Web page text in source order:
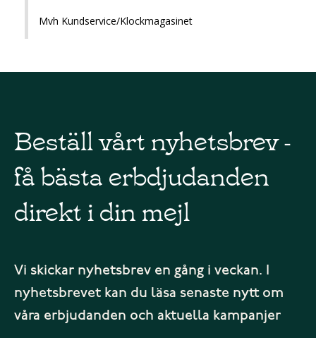
Mvh Kundservice/Klockmagasinet
Beställ vårt nyhetsbrev -
få bästa erbdjudanden
direkt i din mejl
Vi skickar nyhetsbrev en gång i veckan. I
nyhetsbrevet kan du läsa senaste nytt om
våra erbjudanden och aktuella kampanjer